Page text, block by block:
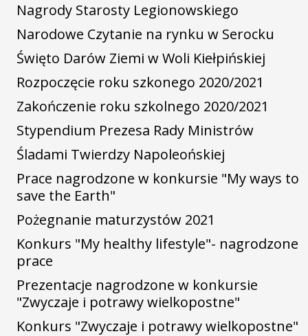
Nagrody Starosty Legionowskiego
Narodowe Czytanie na rynku w Serocku
Święto Darów Ziemi w Woli Kiełpińskiej
Rozpoczęcie roku szkonego 2020/2021
Zakończenie roku szkolnego 2020/2021
Stypendium Prezesa Rady Ministrów
Śladami Twierdzy Napoleońskiej
Prace nagrodzone w konkursie "My ways to
save the Earth"
Pożegnanie maturzystów 2021
Konkurs "My healthy lifestyle"- nagrodzone
prace
Prezentacje nagrodzone w konkursie
"Zwyczaje i potrawy wielkopostne"
Konkurs "Zwyczaje i potrawy wielkopostne"